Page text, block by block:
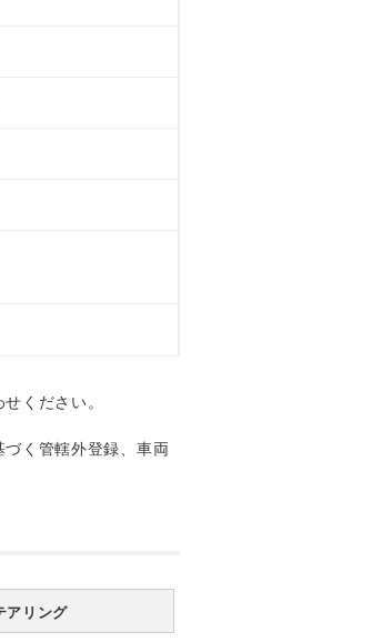
ください。
く管轄外登録、車両
アリング